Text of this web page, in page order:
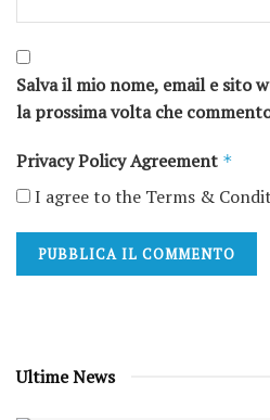
Salva il mio nome, email e sito
la prossima volta che
Privacy Policy Agreement *
I agree to the Terms &
Ultime News